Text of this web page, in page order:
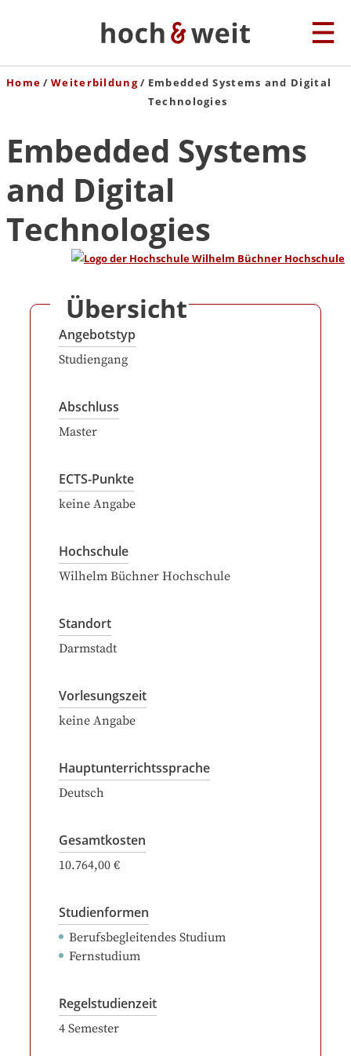
Home Weiterbildung
Embedded Systems and Digital
Technologies
Embedded Systems
and Digital
Technologies
Übersicht
Angebotstyp
Studiengang
Abschluss
Master
ECTS-Punkte
keine Angabe
Hochschule
Wilhelm Büchner Hochschule
Standort
Darmstadt
Vorlesungszeit
keine Angabe
Hauptunterrichtssprache
Deutsch
Gesamtkosten
10.764,00 €
Studienformen
Berufsbegleitendes Studium
Fernstudium
Regelstudienzeit
4 Semester